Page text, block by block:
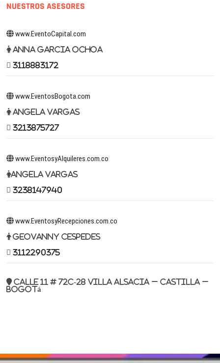
NUESTROS ASESORES
www.EventoCapital.com
Anna Garcia Ochoa
3118883172
www.EventosBogota.com
Angela Vargas
3213875727
www.EventosyAlquileres.com.co
Angela Vargas
3238147940
www.EventosyRecepciones.com.co
Geovanny Cespedes
3112290375
Calle 11 # 72c-28 Villa Alsacia – Castilla –
Bogotá